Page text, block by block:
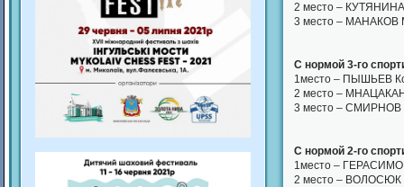
2 место –
3 место – МАНАКОВ
С нормой 3-го
1место – ПЫШЬЕВ
2 место –
3 место – СМИРНОВ
С нормой 2-го
1место –
2 место – ВОЛОСЮК